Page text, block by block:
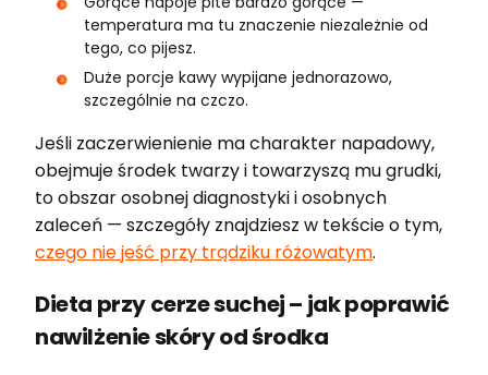
temperatura ma tu znaczenie niezależnie od
tego, co pijesz.
Duże porcje kawy wypijane jednorazowo,
szczególnie na czczo.
Jeśli zaczerwienienie ma charakter napadowy,
obejmuje środek twarzy i towarzyszą mu grudki,
to obszar osobnej diagnostyki i osobnych
zaleceń — szczegóły znajdziesz w tekście o tym,
czego nie jeść przy trądziku różowatym.
Dieta przy cerze suchej – jak poprawić
nawilżenie skóry od środka